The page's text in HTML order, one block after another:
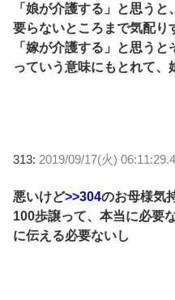
「娘が介護する」と思う
要らないところまで気配り
「嫁が介護する」と思うと
っていう意味にもとれて、
313: 2019/09/17(火)
悪いけど>>304のお母様気
100歩譲って、本当に必要
に伝える必要ないし